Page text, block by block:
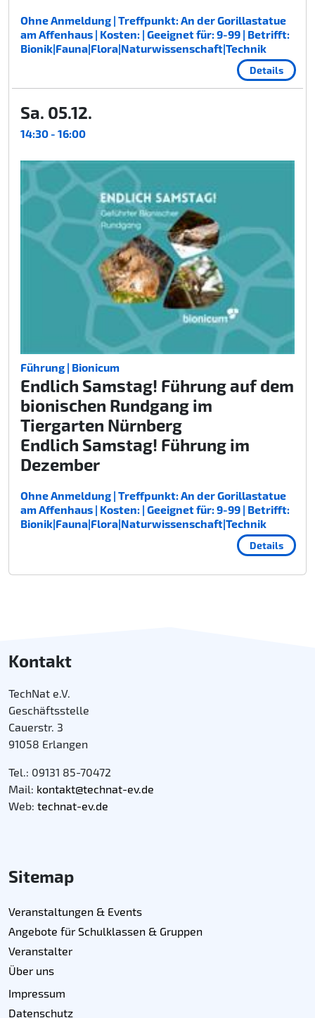
Ohne Anmeldung | Treffpunkt: An der Gorillastatue
am Affenhaus | Kosten: | Geeignet für: 9-99 | Betrifft:
Bionik|Fauna|Flora|Naturwissenschaft|Technik
Details
Sa. 05.12.
14:30 - 16:00
Führung | Bionicum
Endlich Samstag! Führung auf dem
bionischen Rundgang im
Tiergarten Nürnberg
Endlich Samstag! Führung im
Dezember
Ohne Anmeldung | Treffpunkt: An der Gorillastatue
am Affenhaus | Kosten: | Geeignet für: 9-99 | Betrifft:
Bionik|Fauna|Flora|Naturwissenschaft|Technik
Details
Kontakt
TechNat e.V.
Geschäftsstelle
Cauerstr. 3
91058 Erlangen
Tel.: 09131 85-70472
Mail: kontakt@technat-ev.de
Web: technat-ev.de
Sitemap
Veranstaltungen & Events
Angebote für Schulklassen & Gruppen
Veranstalter
Über uns
Impressum
Datenschutz